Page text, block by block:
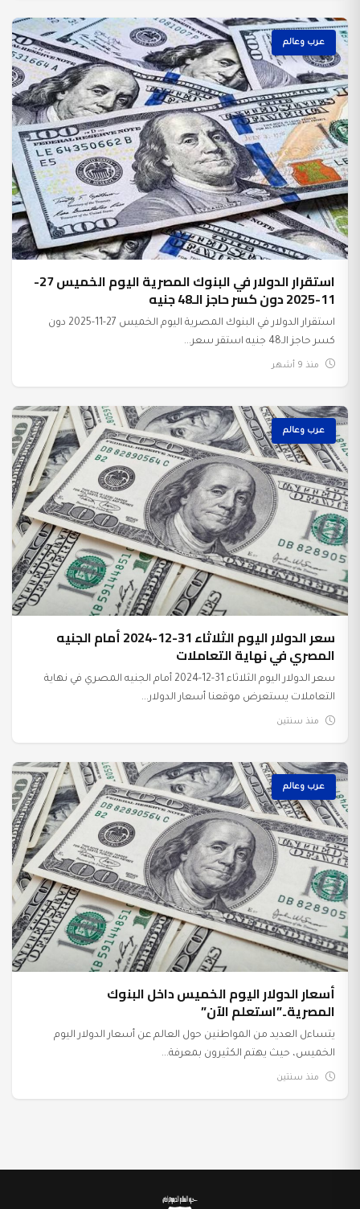
عرب وعالم
استقرار الدولار في البنوك المصرية اليوم الخميس 27-
11-2025 دون كسر حاجز الـ48 جنيه
استقرار الدولار في البنوك المصرية اليوم الخميس 27-11-2025 دون
كسر حاجز الـ48 جنيه استقر سعر...
منذ 9 أشهر
عرب وعالم
سعر الدولار اليوم الثلاثاء 31-12-2024 أمام الجنيه
المصري في نهاية التعاملات
سعر الدولار اليوم الثلاثاء 31-12-2024 أمام الجنيه المصري في نهاية
التعاملات يستعرض موقعنا أسعار الدولار...
منذ سنتين
عرب وعالم
أسعار الدولار اليوم الخميس داخل البنوك
المصرية..”استعلم الآن”
يتساءل العديد من المواطنين حول العالم عن أسعار الدولار اليوم
الخميس، حيث يهتم الكثيرون بمعرفة...
منذ سنتين